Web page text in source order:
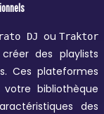
DJ ou Traktor
des playlists
Ces plateformes
bibliothèque
des